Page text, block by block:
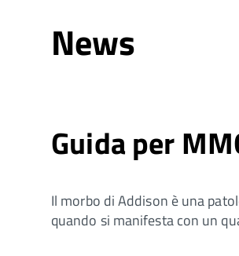
News
Guida per
Il morbo di Addison è una
quando si manifesta con un